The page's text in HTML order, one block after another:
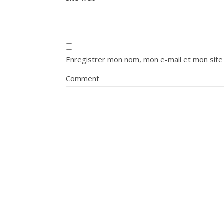
Enregistrer mon nom, mon e-mail et mon
Comment